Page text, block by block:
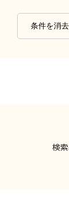
条件を消
検